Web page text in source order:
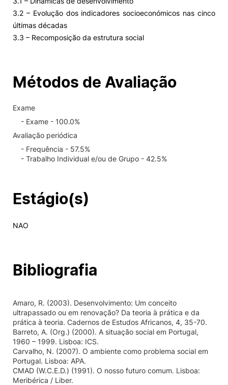
3.2 – Evolução dos indicadores socioeconómicos nas cinco
últimas décadas
3.3 – Recomposição da estrutura social
Métodos de Avaliação
Exame
- Exame - 100.0%
Avaliação periódica
- Frequência - 57.5%
- Trabalho Individual e/ou de Grupo - 42.5%
Estágio(s)
NAO
Bibliografia
Amaro, R. (2003). Desenvolvimento: Um conceito
ultrapassado ou em renovação? Da teoria à prática e da
prática à teoria. Cadernos de Estudos Africanos, 4, 35-70.
Barreto, A. (Org.) (2000). A situação social em Portugal,
1960 – 1999. Lisboa: ICS.
Carvalho, N. (2007). O ambiente como problema social em
Portugal. Lisboa: APA.
CMAD (W.C.E.D.) (1991). O nosso futuro comum. Lisboa:
Meribérica / Liber.